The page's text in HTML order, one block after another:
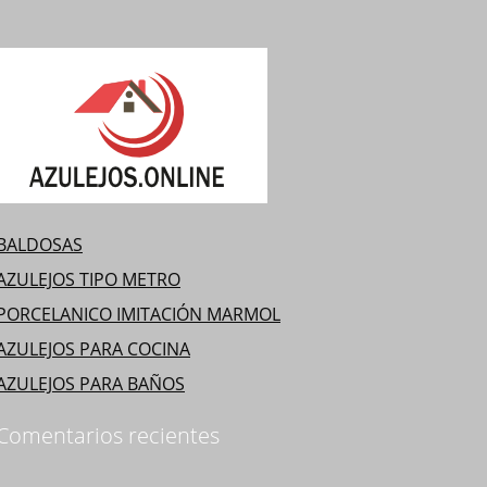
TIPO METRO
IMITACIÓN MARMOL
PARA COCINA
PARA BAÑOS
recientes